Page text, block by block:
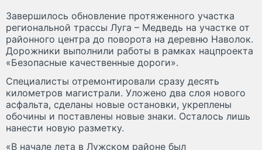
Завершилось обновление протяженного участка
региональной трассы Луга – Медведь на участке от
районного центра до поворота на деревню Наволок.
Дорожники выполнили работы в рамках нацпроекта
«Безопасные качественные дороги».
Специалисты отремонтировали сразу десять
километров магистрали. Уложено два слоя нового
асфальта, сделаны новые остановки, укреплены
обочины и поставлены новые знаки. Осталось лишь
нанести новую разметку.
«В начале лета в Лужском районе был